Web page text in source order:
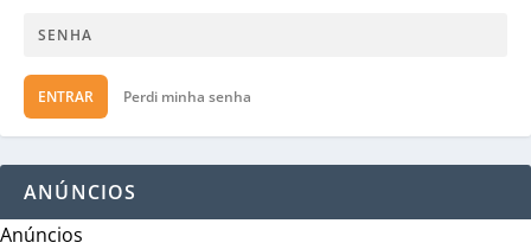
ENTRAR Perdi minha senha
ANÚNCIOS
Anúncios